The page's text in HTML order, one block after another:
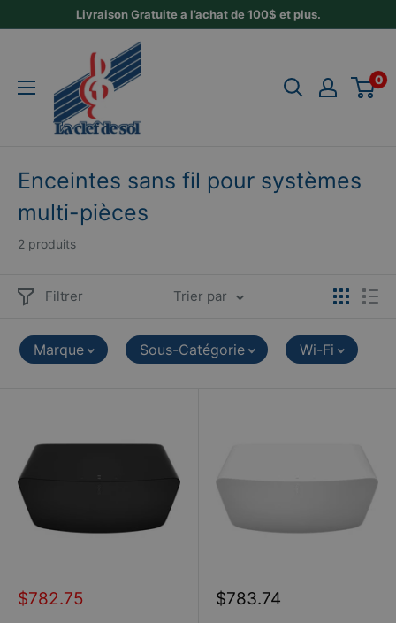
Livraison Gratuite a l’achat de 100$ et plus.
Clef
de
Sol
0
Enceintes sans fil pour systèmes
multi-pièces
2 produits
Filtrer Trier par
Marque Sous-Catégorie Wi-Fi
Prix
$782.75
Prix
$783.74